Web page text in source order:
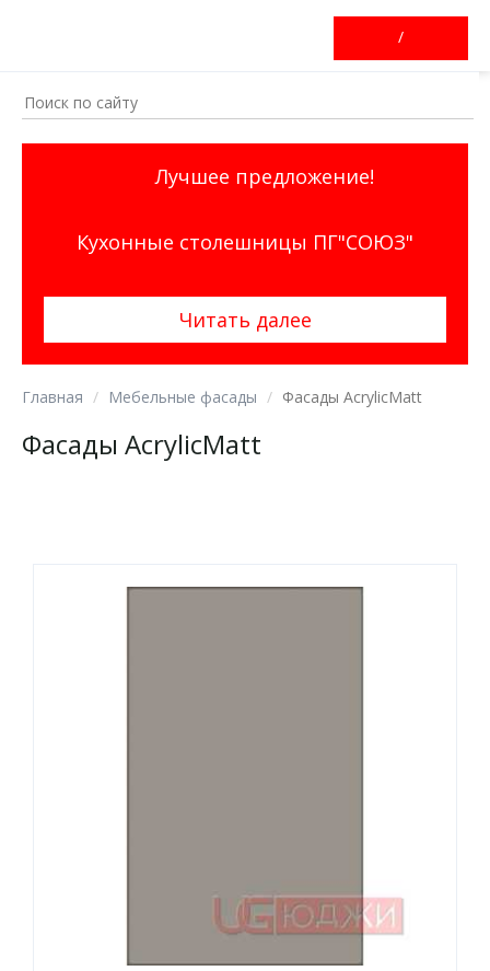
/
Лучшее предложение!
Кухонные столешницы ПГ"СОЮЗ"
Читать далее
Главная Мебельные фасады Фасады AcrylicMatt
Фасады AcrylicMatt